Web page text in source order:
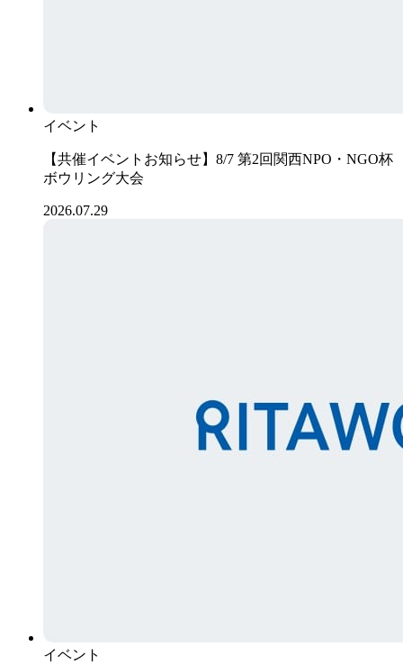
イベント
【共催イベントお知らせ】8/7 第2回関西NPO・NGO杯
ボウリング大会
2026.07.29
イベント